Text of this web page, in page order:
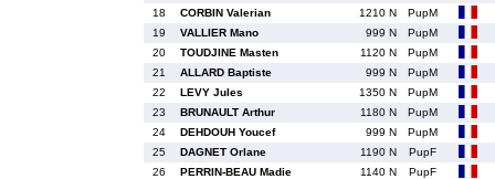
18
CORBIN Valerian 1210 N
PupM
19
VALLIER Mano 999 N
PupM
20
TOUDJINE Masten 1120 N
PupM
21
ALLARD Baptiste 999 N
PupM
22
LEVY Jules 1350 N
PupM
23
BRUNAULT Arthur 1180 N
PupM
24
DEHDOUH Youcef 999 N
PupM
25
DAGNET Orlane 1190 N
PupF
26
PERRIN-BEAU Madie 1140 N
PupF